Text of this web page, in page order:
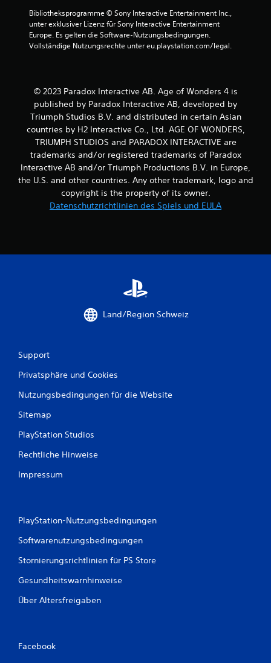
r
u
n
g
p
f
i
n
d
l
i
c
h
e
u
e
u
n
s
p
e
s
i
e
l
Bibliotheksprogramme © Sony Interactive Entertainment Inc.,
unter exklusiver Lizenz für Sony Interactive Entertainment
Europe. Es gelten die Software-Nutzungsbedingungen.
Vollständige Nutzungsrechte unter eu.playstation.com/legal.
© 2023 Paradox Interactive AB. Age of Wonders 4 is
published by Paradox Interactive AB, developed by
Triumph Studios B.V. and distributed in certain Asian
countries by H2 Interactive Co., Ltd. AGE OF WONDERS,
TRIUMPH STUDIOS and PARADOX INTERACTIVE are
trademarks and/or registered trademarks of Paradox
Interactive AB and/or Triumph Productions B.V. in Europe,
the U.S. and other countries. Any other trademark, logo and
copyright is the property of its owner.
Datenschutzrichtlinien des Spiels und EULA
Land/Region Schweiz
Support
Privatsphäre und Cookies
Nutzungsbedingungen für die Website
Sitemap
PlayStation Studios
Rechtliche Hinweise
Impressum
PlayStation-Nutzungsbedingungen
Softwarenutzungsbedingungen
Stornierungsrichtlinien für PS Store
Gesundheitswarnhinweise
Über Altersfreigaben
Facebook